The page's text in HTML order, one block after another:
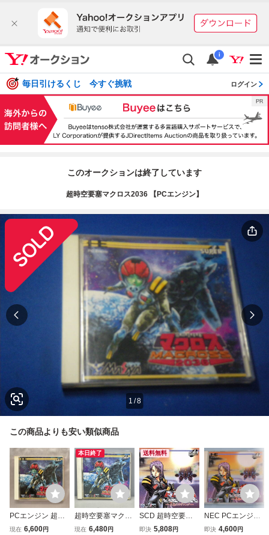
i
毎日引けるくじ 今すぐ挑戦 ログイン
このオークションは終了しています
超時空要塞マクロス2036 【PCエンジン】
1 /8
この商品よりも安い類似商品
PCエンジン 超時
空要塞マクロス20
現在 6,600円
本日終了
超時空要塞マクロ
ス2036 ゲームソ
現在 6,480円
送料無料
SCD 超時空要塞
マクロス/PCエン
即決 5,808円
NEC PCエンジン
超時空要塞マクロ
即決 4,600円